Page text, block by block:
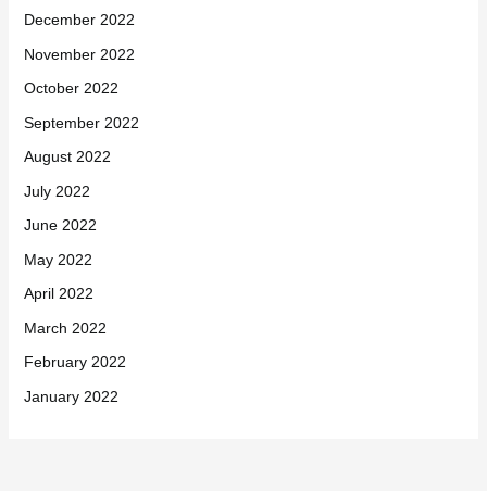
December 2022
November 2022
October 2022
September 2022
August 2022
July 2022
June 2022
May 2022
April 2022
March 2022
February 2022
January 2022